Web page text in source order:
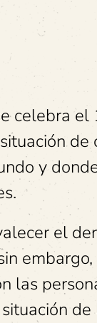
celebra el
y
el
las